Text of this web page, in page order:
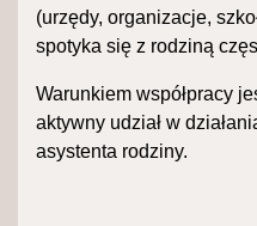
(urzędy, organizacje,
spotyka się z rodziną
Warunkiem współpracy
aktywny udział w
asystenta rodziny.